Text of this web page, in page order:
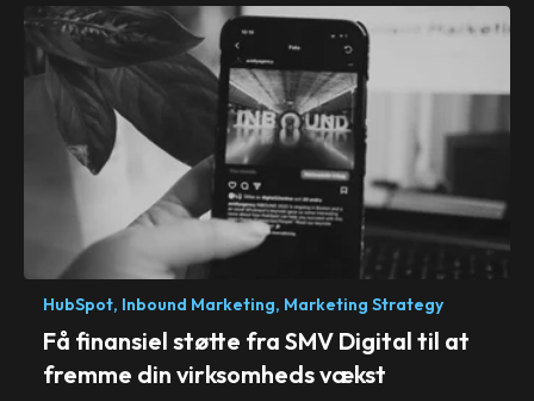
HubSpot, Inbound Marketing, Marketing Strategy
Få finansiel støtte fra SMV Digital til at
fremme din virksomheds vækst